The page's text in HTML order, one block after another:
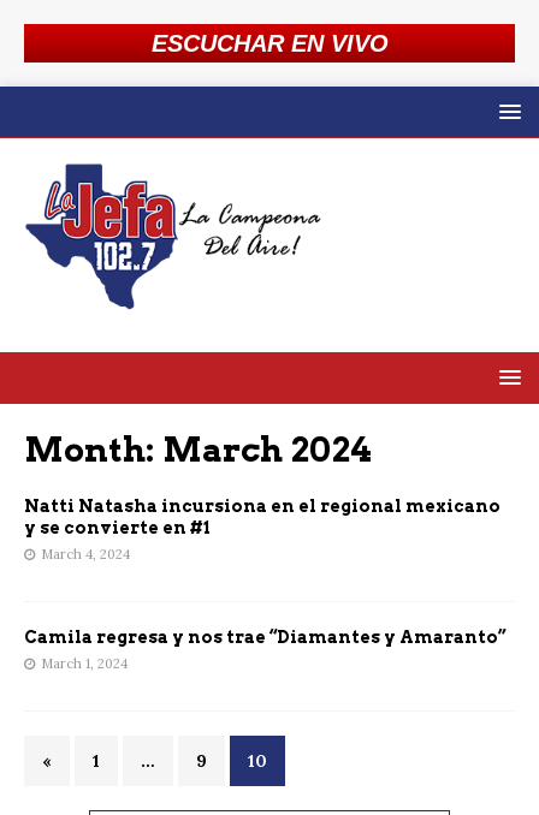
ESCUCHAR EN VIVO
Month: March 2024
Natti Natasha incursiona en el regional mexicano
y se convierte en #1
March 4, 2024
Camila regresa y nos trae “Diamantes y Amaranto”
March 1, 2024
« 1 … 9 10